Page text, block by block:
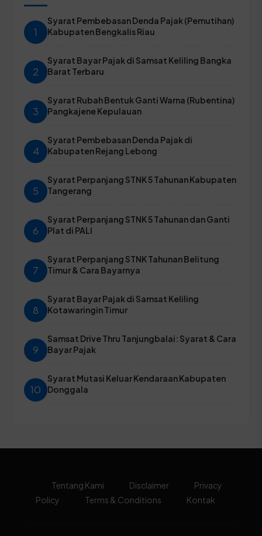
1
Syarat Pembebasan Denda Pajak (Pemutihan)
Kabupaten Bengkalis Riau
2
Syarat Bayar Pajak di Samsat Keliling Bangka
Barat Terbaru
3
Syarat Rubah Bentuk Ganti Warna (Rubentina)
Pangkajene Kepulauan
4
Syarat Pembebasan Denda Pajak di
Kabupaten Rejang Lebong
5
Syarat Perpanjang STNK 5 Tahunan Kabupaten
Tangerang
6
Syarat Perpanjang STNK 5 Tahunan dan Ganti
Plat di PALI
7
Syarat Perpanjang STNK Tahunan Belitung
Timur & Cara Bayarnya
8
Syarat Bayar Pajak di Samsat Keliling
Kotawaringin Timur
9
Samsat Drive Thru Tanjungbalai: Syarat & Cara
Bayar Pajak
10
Syarat Mutasi Keluar Kendaraan Kabupaten
Donggala
Tentang Kami Disclaimer
Privacy
Policy
Terms & Conditions Kontak